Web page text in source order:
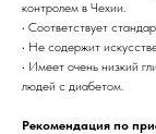
контролем в Чехии.
• Соответствует
• Не содержит
• Имеет очень низкий
людей с диабетом.
Рекомендация по